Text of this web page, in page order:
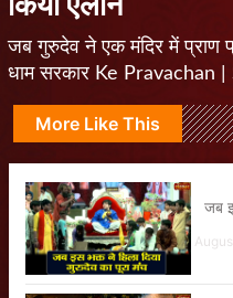
जब गुरुदेव ने एक मंदिर में प्राण
धाम सरकार Ke Pravachan
More Like This
जब